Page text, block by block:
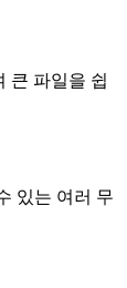
큰 파일을 쉽
있는 여러 무